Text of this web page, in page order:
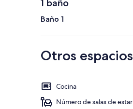
1 baño
Baño 1
Otros espacios
Cocina
Número de salas de estar